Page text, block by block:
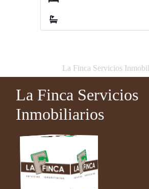
La Finca Servicios
La Finca Servicios
Inmobiliarios